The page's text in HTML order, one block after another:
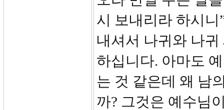
시 보내리라 하시
내셔서 나귀와 나
하십니다. 아마도
는 것 같은데 왜 남
까? 그것은 예수님